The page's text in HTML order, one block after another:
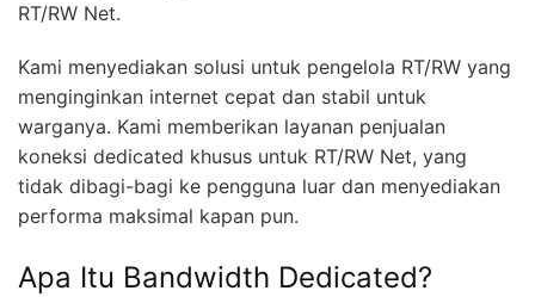
RT/RW Net.
Kami menyediakan solusi untuk pengelola RT/RW yang
menginginkan internet cepat dan stabil untuk
warganya. Kami memberikan layanan penjualan
koneksi dedicated khusus untuk RT/RW Net, yang
tidak dibagi-bagi ke pengguna luar dan menyediakan
performa maksimal kapan pun.
Apa Itu Bandwidth Dedicated?